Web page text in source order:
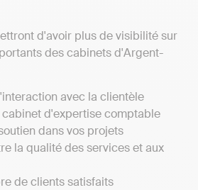
d'avoir plus de visibilité sur
des cabinets d'Argent-
avec la clientèle
d'expertise comptable
dans vos projets
la qualité des services et aux
de clients satisfaits